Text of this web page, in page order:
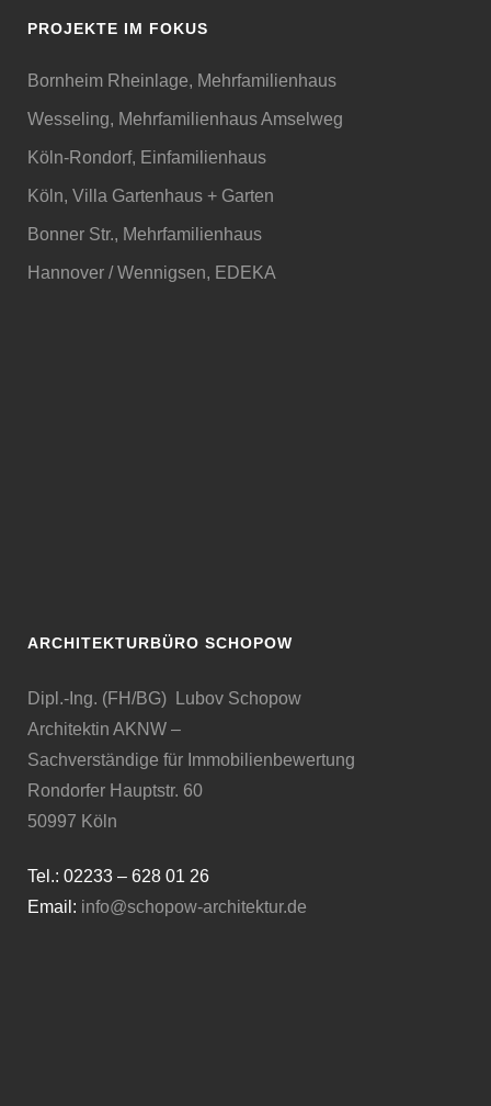
PROJEKTE IM FOKUS
Bornheim Rheinlage, Mehrfamilienhaus
Wesseling, Mehrfamilienhaus Amselweg
Köln-Rondorf, Einfamilienhaus
Köln, Villa Gartenhaus + Garten
Bonner Str., Mehrfamilienhaus
Hannover / Wennigsen, EDEKA
ARCHITEKTURBÜRO SCHOPOW
Dipl.-Ing. (FH/BG) Lubov Schopow
Architektin AKNW –
Sachverständige für Immobilienbewertung
Rondorfer Hauptstr. 60
50997 Köln
Tel.: 02233 – 628 01 26
Email: info@schopow-architektur.de